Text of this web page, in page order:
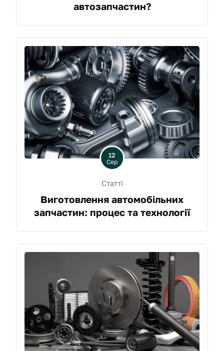
автозапчастин?
12
Сер
Статті
Виготовлення автомобільних
запчастин: процес та технології